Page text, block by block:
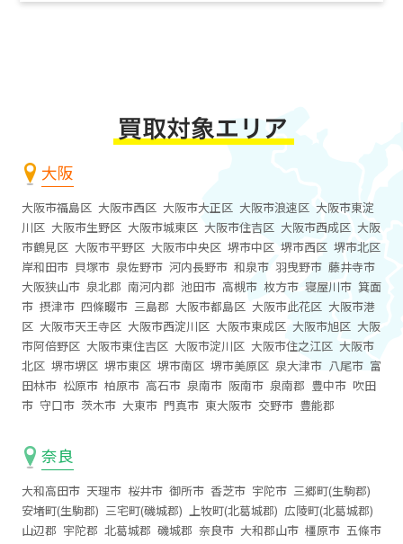
大阪
大阪市福島区 大阪市西区 大阪市大正区 大阪市浪速区 大阪市東淀
川区 大阪市生野区 大阪市城東区 大阪市住吉区 大阪市西成区 大阪
市鶴見区 大阪市平野区 大阪市中央区 堺市中区 堺市西区 堺市北区
岸和田市 貝塚市 泉佐野市 河内長野市 和泉市 羽曳野市 藤井寺市
大阪狭山市 泉北郡 南河内郡 池田市 高槻市 枚方市 寝屋川市 箕面
市 摂津市 四條畷市 三島郡 大阪市都島区 大阪市此花区 大阪市港
区 大阪市天王寺区 大阪市西淀川区 大阪市東成区 大阪市旭区 大阪
市阿倍野区 大阪市東住吉区 大阪市淀川区 大阪市住之江区 大阪市
北区 堺市堺区 堺市東区 堺市南区 堺市美原区 泉大津市 八尾市 富
田林市 松原市 柏原市 高石市 泉南市 阪南市 泉南郡 豊中市 吹田
市 守口市 茨木市 大東市 門真市 東大阪市 交野市 豊能郡
奈良
大和高田市 天理市 桜井市 御所市 香芝市 宇陀市 三郷町(生駒郡)
安堵町(生駒郡) 三宅町(磯城郡) 上牧町(北葛城郡) 広陵町(北葛城郡)
山辺郡 宇陀郡 北葛城郡 磯城郡 奈良市 大和郡山市 橿原市 五條市